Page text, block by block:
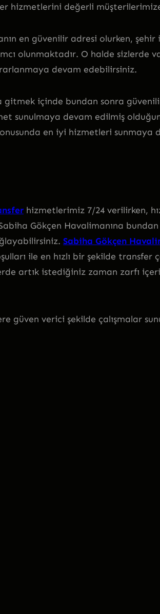
hizmetlerini değerli
en güvenilir adresi olurken, şehir
olunmaktadır. O halde sizlerde
devam edebilirsiniz.
gitmek içinde bundan sonra
sunulmaya devam edilmiş
en iyi hizmetleri
hizmetlerimiz 7/24 verilirken,
Gökçen Havalimanına
Sabiha Gökçen
ile en hızlı bir şekilde transfer
artık istediğiniz zaman zarfı
güven verici şekilde çalışmalar